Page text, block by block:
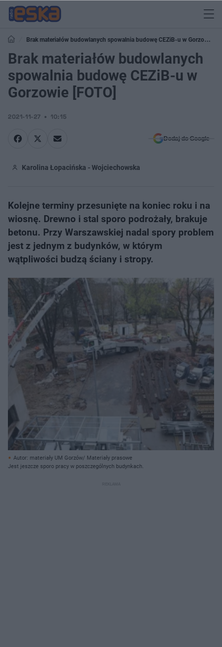
Brak materiałów budowlanych spowalnia budowę CEZiB-u w Gorzowie
[FOTO]
Brak materiałów budowlanych
spowalnia budowę CEZiB-u w
Gorzowie [FOTO]
2021-11-27 10:15
Dodaj do Google
Karolina Łopacińska - Wojciechowska
Kolejne terminy przesunięte na koniec roku i na
wiosnę. Drewno i stal sporo podrożały, brakuje
betonu. Przy Warszawskiej nadal spory problem
jest z jednym z budynków, w którym
wątpliwości budzą ściany i stropy.
Autor: materiały UM Gorzów/ Materiały prasowe
Jest jeszcze sporo pracy w poszczególnych budynkach.